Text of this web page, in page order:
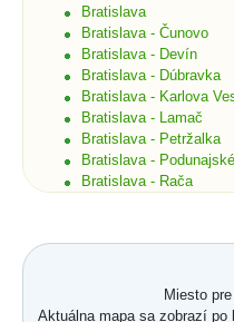
Bratislava
Bratislava - Čunovo
Bratislava - Devín
Bratislava - Dúbravka
Bratislava - Karlova
Bratislava - Lamač
Bratislava - Petržalka
Bratislava -
Bratislava - Rača
Bratislava - Staré
Bratislava - Vrakuňa
Bratislava - Záhorská
Miesto
Aktuálna mapa sa zobrazí